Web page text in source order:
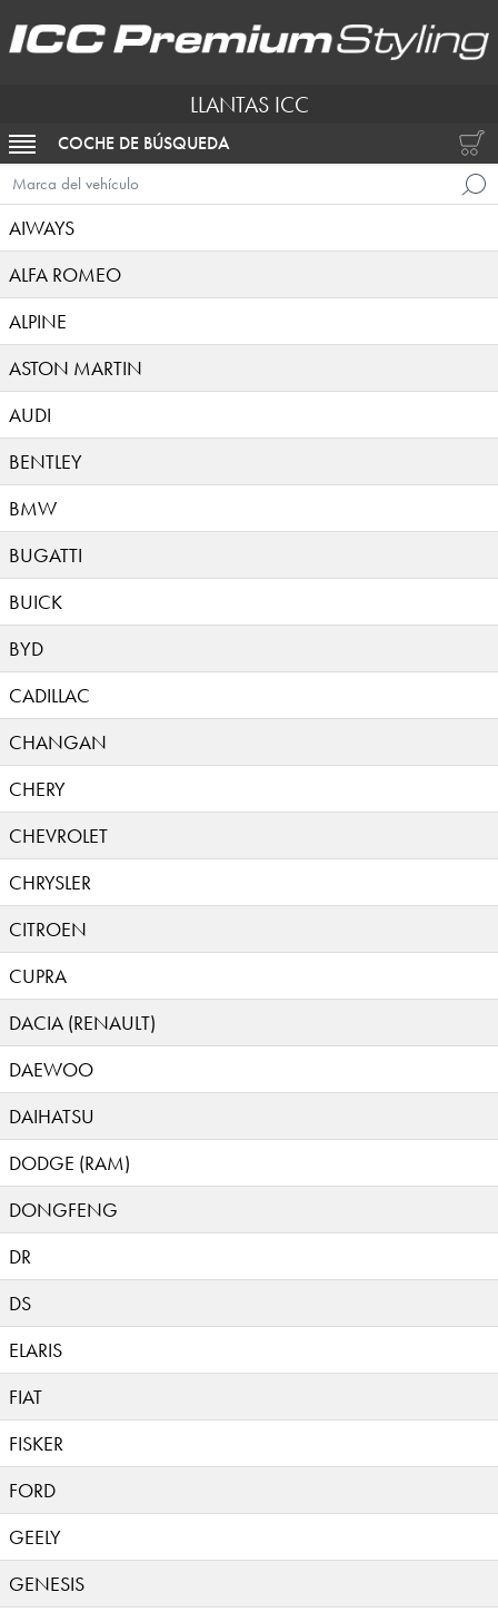
LLANTAS ICC
ACTIVAR NAVEGACIÓN
COCHE DE BÚSQUEDA
Marca del vehículo
AIWAYS
ALFA ROMEO
ALPINE
ASTON MARTIN
AUDI
BENTLEY
BMW
BUGATTI
BUICK
BYD
CADILLAC
CHANGAN
CHERY
CHEVROLET
CHRYSLER
CITROEN
CUPRA
DACIA (RENAULT)
DAEWOO
DAIHATSU
DODGE (RAM)
DONGFENG
DR
DS
ELARIS
FIAT
FISKER
FORD
GEELY
GENESIS